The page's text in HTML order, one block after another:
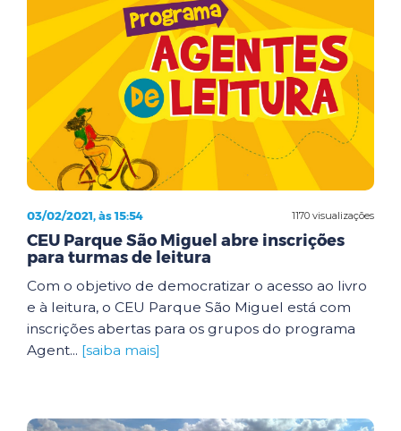
1170 visualizações
03/02/2021, às 15:54
CEU Parque São Miguel abre inscrições
para turmas de leitura
Com o objetivo de democratizar o acesso ao livro
e à leitura, o CEU Parque São Miguel está com
inscrições abertas para os grupos do programa
Agent... [saiba mais]